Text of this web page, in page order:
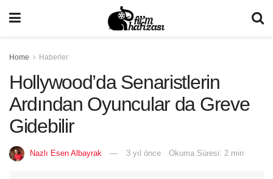
Home Haberler
Hollywood’da Senaristlerin
Ardından Oyuncular da Greve
Gidebilir
Nazlı Esen Albayrak 3 yıl önce Okuma Süresi: 2 min